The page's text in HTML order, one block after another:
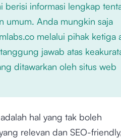
berisi informasi lengkap
umum. Anda mungkin saja
melalui pihak ketiga
jawab atas
ditawarkan oleh situs web
hal yang tak boleh
relevan dan SEO-